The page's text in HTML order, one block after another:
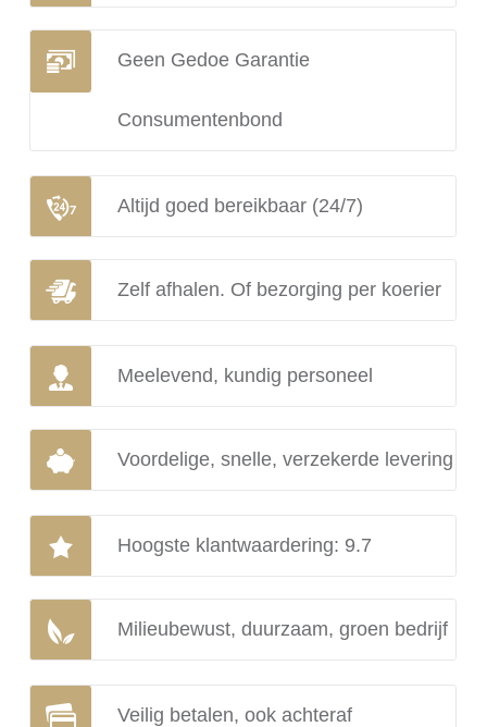
Geen Gedoe Garantie
Consumentenbond
Altijd goed bereikbaar (24/7)
Zelf afhalen. Of bezorging per koerier
Meelevend, kundig personeel
Voordelige, snelle, verzekerde levering
Hoogste klantwaardering: 9.7
Milieubewust, duurzaam, groen bedrijf
Veilig betalen, ook achteraf